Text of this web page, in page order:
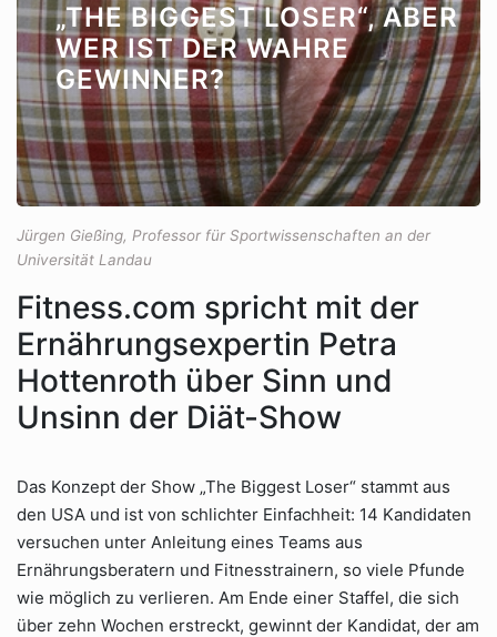
„THE BIGGEST LOSER“, ABER
WER IST DER WAHRE
GEWINNER?
Jürgen Gießing, Professor für Sportwissenschaften an der
Universität Landau
Fitness.com spricht mit der
Ernährungsexpertin Petra
Hottenroth über Sinn und
Unsinn der Diät-Show
Das Konzept der Show „The Biggest Loser“ stammt aus
den USA und ist von schlichter Einfachheit: 14 Kandidaten
versuchen unter Anleitung eines Teams aus
Ernährungsberatern und Fitnesstrainern, so viele Pfunde
wie möglich zu verlieren. Am Ende einer Staffel, die sich
über zehn Wochen erstreckt, gewinnt der Kandidat, der am